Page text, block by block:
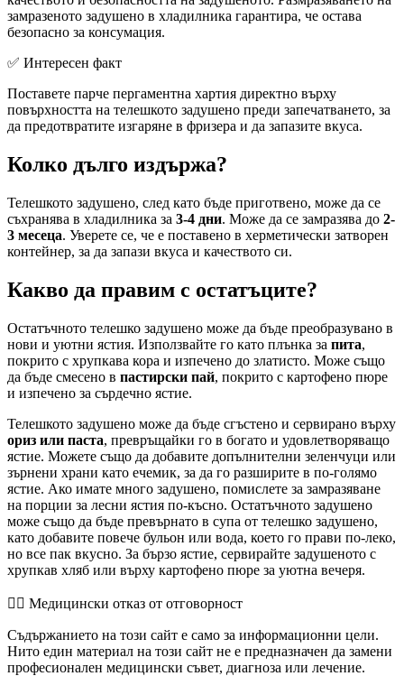
замразеното задушено в хладилника гарантира, че остава
безопасно за консумация.
✅ Интересен факт
Поставете парче пергаментна хартия директно върху
повърхността на телешкото задушено преди запечатването, за
да предотвратите изгаряне в фризера и да запазите вкуса.
Колко дълго издържа?
Телешкото задушено, след като бъде приготвено, може да се
съхранява в хладилника за 3-4 дни. Може да се замразява до 2-
3 месеца. Уверете се, че е поставено в херметически затворен
контейнер, за да запази вкуса и качеството си.
Какво да правим с остатъците?
Остатъчното телешко задушено може да бъде преобразувано в
нови и уютни ястия. Използвайте го като плънка за пита,
покрито с хрупкава кора и изпечено до златисто. Може също
да бъде смесено в пастирски пай, покрито с картофено пюре
и изпечено за сърдечно ястие.
Телешкото задушено може да бъде сгъстено и сервирано върху
ориз или паста, превръщайки го в богато и удовлетворяващо
ястие. Можете също да добавите допълнителни зеленчуци или
зърнени храни като ечемик, за да го разширите в по-голямо
ястие. Ако имате много задушено, помислете за замразяване
на порции за лесни ястия по-късно. Остатъчното задушено
може също да бъде превърнато в супа от телешко задушено,
като добавите повече бульон или вода, което го прави по-леко,
но все пак вкусно. За бързо ястие, сервирайте задушеното с
хрупкав хляб или върху картофено пюре за уютна вечеря.
👨‍⚕️️ Медицински отказ от отговорност
Съдържанието на този сайт е само за информационни цели.
Нито един материал на този сайт не е предназначен да замени
професионален медицински съвет, диагноза или лечение.